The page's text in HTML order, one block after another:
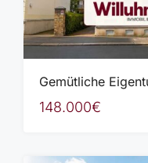
148.000€